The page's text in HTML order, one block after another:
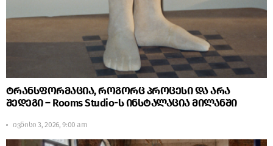
ტრანსფორმაცია, როგორც პროცესი და არა
შედეგი – Rooms Studio-ს ინსტალაცია მილანში
ივნისი 3, 2026, 9:00 am